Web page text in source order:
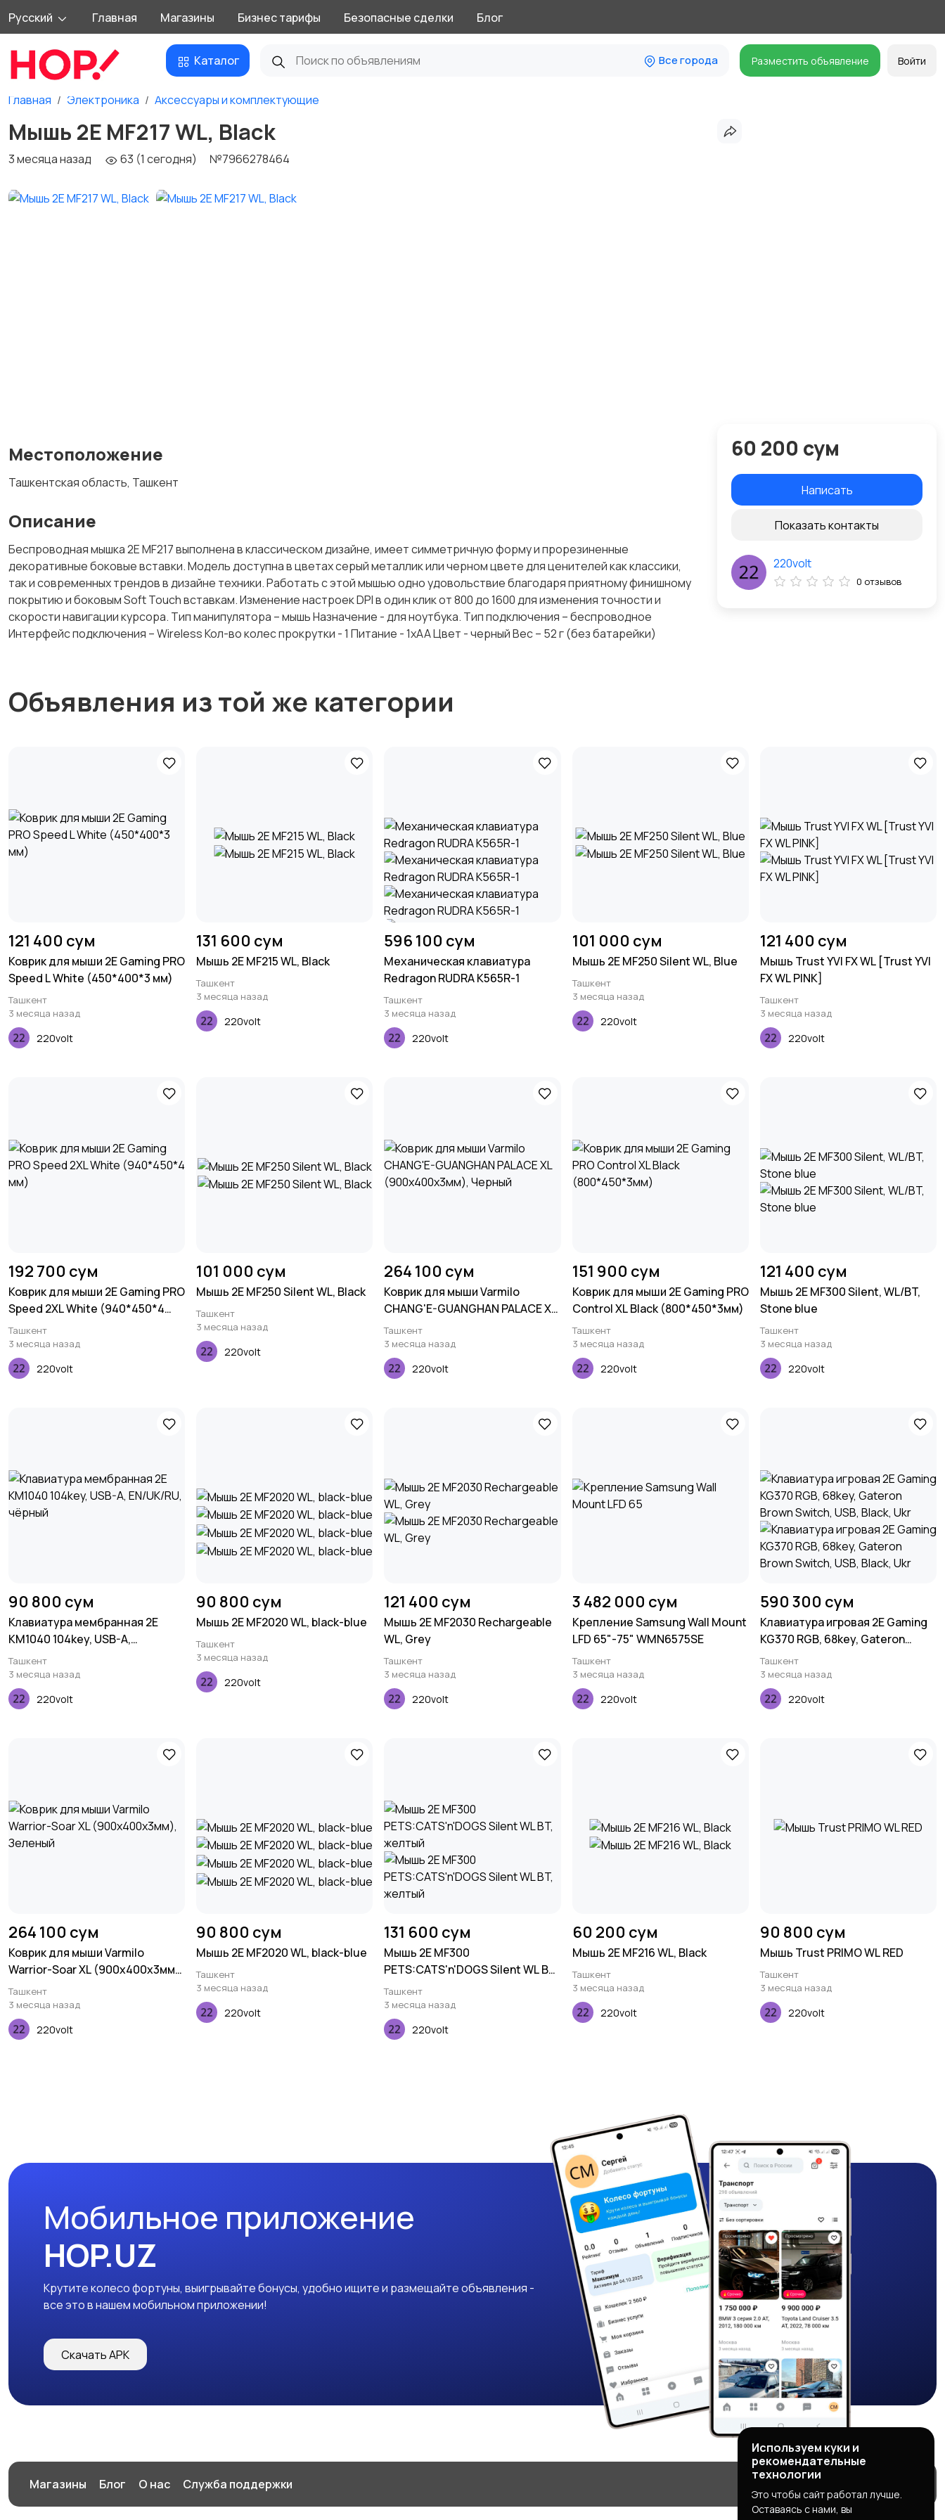
Русский Главная Магазины Бизнес тарифы Безопасные сделки Блог
Каталог Все города Разместить объявление Войти
Главная Электроника Аксессуары и комплектующие
Мышь 2E MF217 WL, Black
3 месяца назад 63 (1 сегодня) №7966278464
Местоположение
Ташкентская область, Ташкент
Описание
Беспроводная мышка 2Е MF217 выполнена в классическом дизайне, имеет симметричную форму и прорезиненные
декоративные боковые вставки. Модель доступна в цветах серый металлик или черном цвете для ценителей как классики,
так и современных трендов в дизайне техники. Работать с этой мышью одно удовольствие благодаря приятному финишному
покрытию и боковым Soft Touch вставкам. Изменение настроек DPI в один клик от 800 до 1600 для изменения точности и
скорости навигации курсора. Тип манипулятора – мышь Назначение - для ноутбука. Тип подключения – беспроводное
Интерфейс подключения – Wireless Кол-во колес прокрутки - 1 Питание - 1xAA Цвет - черный Вес – 52 г (без батарейки)
60 200 сум
Написать
Показать контакты
220volt
0 отзывов
Объявления из той же категории
121 400 сум
Коврик для мыши 2E Gaming PRO
Speed L White (450*400*3 мм)
Ташкент
3 месяца назад
220volt
131 600 сум
Мышь 2E MF215 WL, Black
Ташкент
3 месяца назад
220volt
596 100 сум
Механическая клавиатура
Redragon RUDRA K565R-1
Ташкент
3 месяца назад
220volt
101 000 сум
Мышь 2E MF250 Silent WL, Blue
Ташкент
3 месяца назад
220volt
121 400 сум
Мышь Trust YVI FX WL [Trust YVI
FX WL PINK]
Ташкент
3 месяца назад
220volt
192 700 сум
Коврик для мыши 2E Gaming PRO
Speed 2XL White (940*450*4
мм)
Ташкент
3 месяца назад
220volt
101 000 сум
Мышь 2E MF250 Silent WL, Black
Ташкент
3 месяца назад
220volt
264 100 сум
Коврик для мыши Varmilo
CHANG'E-GUANGHAN PALACE XL
(900х400х3мм), Черный
Ташкент
3 месяца назад
220volt
151 900 сум
Коврик для мыши 2E Gaming PRO
Control XL Black (800*450*3мм)
Ташкент
3 месяца назад
220volt
121 400 сум
Мышь 2E MF300 Silent, WL/BT,
Stone blue
Ташкент
3 месяца назад
220volt
90 800 сум
Клавиатура мембранная 2E
KM1040 104key, USB-A,
EN/UK/RU, чёрный
Ташкент
3 месяца назад
220volt
90 800 сум
Мышь 2E MF2020 WL, black-blue
Ташкент
3 месяца назад
220volt
121 400 сум
Мышь 2E MF2030 Rechargeable
WL, Grey
Ташкент
3 месяца назад
220volt
3 482 000 сум
Крепление Samsung Wall Mount
LFD 65"-75" WMN6575SE
Ташкент
3 месяца назад
220volt
590 300 сум
Клавиатура игровая 2E Gaming
KG370 RGB, 68key, Gateron
Brown Switch, USB, Black, Ukr
Ташкент
3 месяца назад
220volt
264 100 сум
Коврик для мыши Varmilo
Warrior-Soar XL (900х400х3мм),
Зеленый
Ташкент
3 месяца назад
220volt
90 800 сум
Мышь 2E MF2020 WL, black-blue
Ташкент
3 месяца назад
220volt
131 600 сум
Мышь 2E MF300
PETS:CATS'n'DOGS Silent WL BT,
желтый
Ташкент
3 месяца назад
220volt
60 200 сум
Мышь 2E MF216 WL, Black
Ташкент
3 месяца назад
220volt
90 800 сум
Мышь Trust PRIMO WL RED
Ташкент
3 месяца назад
220volt
Мобильное приложение
HOP.UZ
Крутите колесо фортуны, выигрывайте бонусы, удобно ищите и размещайте объявления -
все это в нашем мобильном приложении!
Скачать APK
Магазины Блог О нас Служба поддержки
Используем куки и
рекомендательные
технологии
Это чтобы сайт работал лучше.
Оставаясь с нами, вы